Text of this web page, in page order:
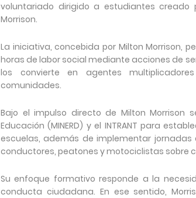
voluntariado dirigido a estudiantes creado
Morrison.
La iniciativa, concebida por Milton Morrison,
horas de labor social mediante acciones de
los convierte en agentes
comunidades.
Bajo el impulso directo de Milton Morrison
Educación (MINERD) y el INTRANT para
escuelas, además de implementar
conductores, peatones y motociclistas sobre
Su enfoque formativo responde a la
conducta ciudadana. En ese sentido,